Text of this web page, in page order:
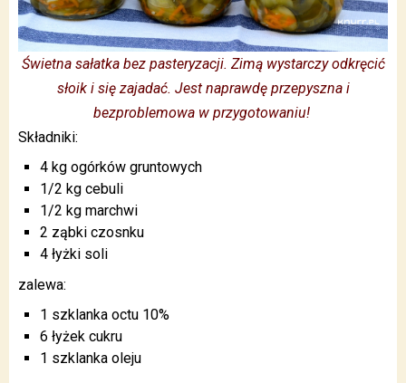
Świetna sałatka bez pasteryzacji. Zimą wystarczy odkręcić
słoik i się zajadać. Jest naprawdę przepyszna i
bezproblemowa w przygotowaniu!
Składniki:
4 kg ogórków gruntowych
1/2 kg cebuli
1/2 kg marchwi
2 ząbki czosnku
4 łyżki soli
zalewa:
1 szklanka octu 10%
6 łyżek cukru
1 szklanka oleju